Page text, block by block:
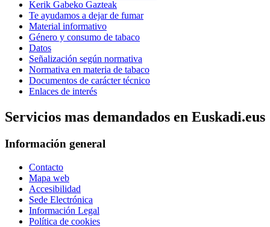
Kerik Gabeko Gazteak
Te ayudamos a dejar de fumar
Material informativo
Género y consumo de tabaco
Datos
Señalización según normativa
Normativa en materia de tabaco
Documentos de carácter técnico
Enlaces de interés
Servicios mas demandados en Euskadi.eus
Información general
Contacto
Mapa web
Accesibilidad
Sede Electrónica
Información Legal
Política de cookies